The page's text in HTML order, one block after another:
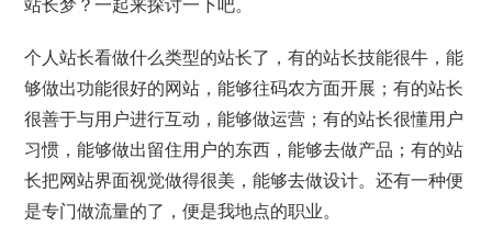
站长梦？一起来探讨一下吧。
个人站长看做什么类型的站长了，有的站长技能很牛，能
够做出功能很好的网站，能够往码农方面开展；有的站长
很善于与用户进行互动，能够做运营；有的站长很懂用户
习惯，能够做出留住用户的东西，能够去做产品；有的站
长把网站界面视觉做得很美，能够去做设计。还有一种便
是专门做流量的了，便是我地点的职业。